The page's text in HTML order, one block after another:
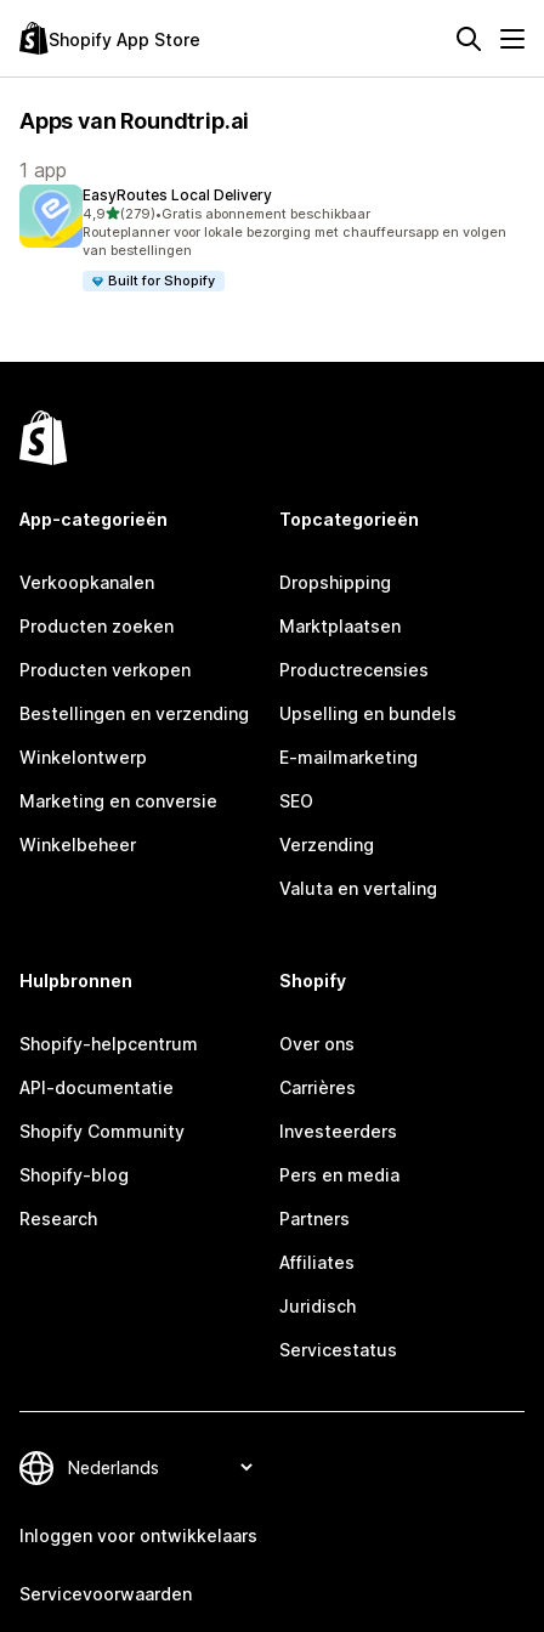
Shopify App Store
Apps van Roundtrip.ai
1 app
EasyRoutes Local Delivery
4,9van 5 sterren
(279)
279 recensies in totaal
•Gratis abonnement beschikbaar
Routeplanner voor lokale bezorging met chauffeursapp en volgen
van bestellingen
Built for Shopify
App-categorieën
Verkoopkanalen
Producten zoeken
Producten verkopen
Bestellingen en verzending
Winkelontwerp
Marketing en conversie
Winkelbeheer
Topcategorieën
Dropshipping
Marktplaatsen
Productrecensies
Upselling en bundels
E-mailmarketing
SEO
Verzending
Valuta en vertaling
Hulpbronnen
Shopify-helpcentrum
API-documentatie
Shopify Community
Shopify-blog
Research
Shopify
Over ons
Carrières
Investeerders
Pers en media
Partners
Affiliates
Juridisch
Servicestatus
Inloggen voor ontwikkelaars
Servicevoorwaarden